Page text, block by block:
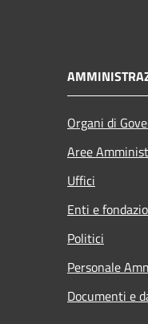
Organi di
Aree
Uffici
Enti e
Politici
Personale
Documenti e